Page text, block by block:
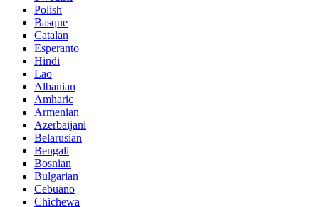
Polish
Basque
Catalan
Esperanto
Hindi
Lao
Albanian
Amharic
Armenian
Azerbaijani
Belarusian
Bengali
Bosnian
Bulgarian
Cebuano
Chichewa